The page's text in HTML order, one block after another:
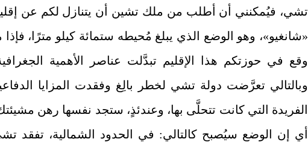
تشي، فيُمكنني أن أطلب من ملك تشين أن يتنازل لكم عن
«شانغيو»، وهو الوضع الذي يبلغ مُحيطه ستمائة كيلو مترًا، فإذا
وقع في حوزتكم هذا الإقليم تبدَّلت عناصر الأهمية
وبالتالي تعرَّضت دولة تشي لخطر بالِغ وفقدت المزايا
الفريدة التي كانت تتحلَّى بها، وعندئذٍ، ستجد نفسها رهن
أي إن الوضع سيُصبح كالتالي: في الحدود الشمالية، تفقد